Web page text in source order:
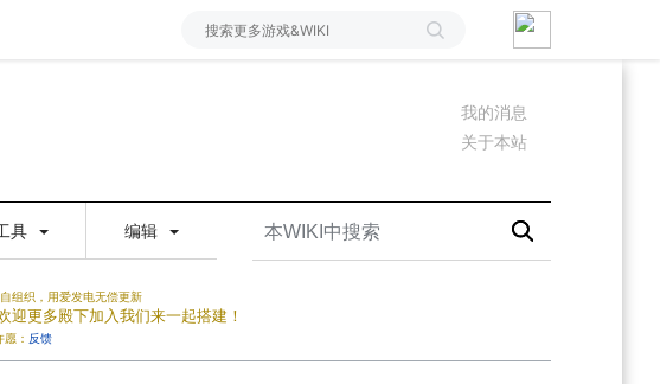
我的消息
关于本站
具 编辑
组织，用爱发电无偿更新
更多殿下加入我们来一起搭建！
： 反馈